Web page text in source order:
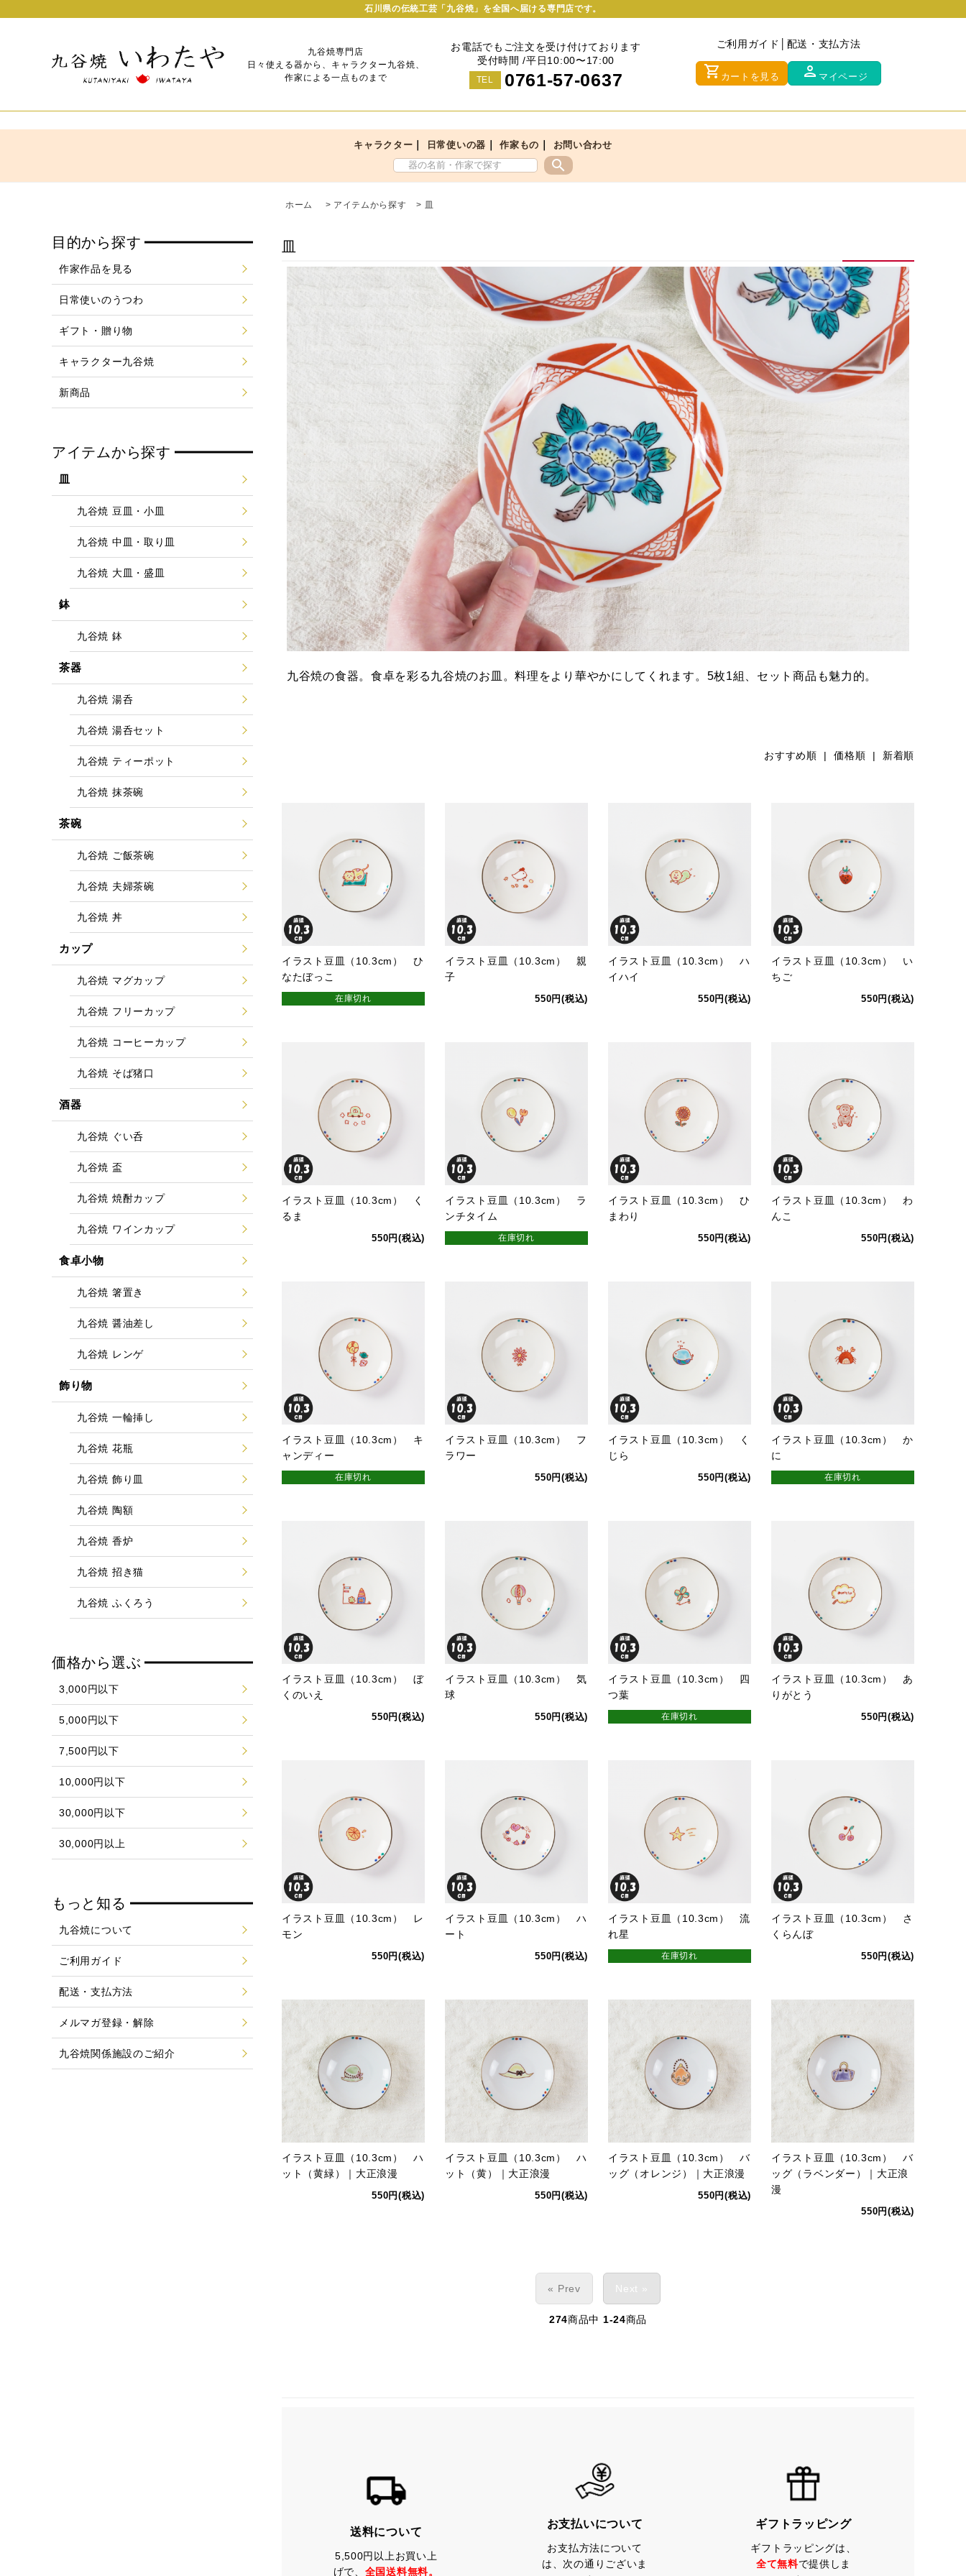
石川県の伝統工芸「九谷焼」を全国へ届ける専門店です。
九谷焼専門店
日々使える器から、キャラクター九谷焼、
作家による一点ものまで
お電話でもご注文を受け付けております
受付時間 /平日10:00〜17:00
TEL 0761-57-0637
ご利用ガイド 配送・支払方法
shopping_cart カートを見る person マイページ
キャラクター 日常使いの器 ｜作家もの お問い合わせ
search
ホーム > アイテムから探す > 皿
皿
九谷焼の食器。食卓を彩る九谷焼のお皿。料理をより華やかにしてくれます。5枚1組、セット商品も魅力的。
おすすめ順 | 価格順 | 新着順
イラスト豆皿（10.3cm） ひ
なたぼっこ
在庫切れ
イラスト豆皿（10.3cm） 親
子
550円(税込)
イラスト豆皿（10.3cm） ハ
イハイ
550円(税込)
イラスト豆皿（10.3cm） い
ちご
550円(税込)
イラスト豆皿（10.3cm） く
るま
550円(税込)
イラスト豆皿（10.3cm） ラ
ンチタイム
在庫切れ
イラスト豆皿（10.3cm） ひ
まわり
550円(税込)
イラスト豆皿（10.3cm） わ
んこ
550円(税込)
イラスト豆皿（10.3cm） キ
ャンディー
在庫切れ
イラスト豆皿（10.3cm） フ
ラワー
550円(税込)
イラスト豆皿（10.3cm） く
じら
550円(税込)
イラスト豆皿（10.3cm） か
に
在庫切れ
イラスト豆皿（10.3cm） ぼ
くのいえ
550円(税込)
イラスト豆皿（10.3cm） 気
球
550円(税込)
イラスト豆皿（10.3cm） 四
つ葉
在庫切れ
イラスト豆皿（10.3cm） あ
りがとう
550円(税込)
イラスト豆皿（10.3cm） レ
モン
550円(税込)
イラスト豆皿（10.3cm） ハ
ート
550円(税込)
イラスト豆皿（10.3cm） 流
れ星
在庫切れ
イラスト豆皿（10.3cm） さ
くらんぼ
550円(税込)
イラスト豆皿（10.3cm） ハ
ット（黄緑）｜大正浪漫
550円(税込)
イラスト豆皿（10.3cm） ハ
ット（黄）｜大正浪漫
550円(税込)
イラスト豆皿（10.3cm） バ
ッグ（オレンジ）｜大正浪漫
550円(税込)
イラスト豆皿（10.3cm） バ
ッグ（ラベンダー）｜大正浪
漫
550円(税込)
« Prev Next »
274商品中 1-24商品
送料について
5,500円以上お買い上
げで、 全国送料無料。
お支払いについて
お支払方法について
は、次の通りございま
ギフトラッピング
ギフトラッピングは、
全て無料で提供しま
目的から探す
作家作品を見る
日常使いのうつわ
ギフト・贈り物
キャラクター九谷焼
新商品
アイテムから探す
皿
九谷焼 豆皿・小皿
九谷焼 中皿・取り皿
九谷焼 大皿・盛皿
鉢
九谷焼 鉢
茶器
九谷焼 湯呑
九谷焼 湯呑セット
九谷焼 ティーポット
九谷焼 抹茶碗
茶碗
九谷焼 ご飯茶碗
九谷焼 夫婦茶碗
九谷焼 丼
カップ
九谷焼 マグカップ
九谷焼 フリーカップ
九谷焼 コーヒーカップ
九谷焼 そば猪口
酒器
九谷焼 ぐい呑
九谷焼 盃
九谷焼 焼酎カップ
九谷焼 ワインカップ
食卓小物
九谷焼 箸置き
九谷焼 醤油差し
九谷焼 レンゲ
飾り物
九谷焼 一輪挿し
九谷焼 花瓶
九谷焼 飾り皿
九谷焼 陶額
九谷焼 香炉
九谷焼 招き猫
九谷焼 ふくろう
価格から選ぶ
3,000円以下
5,000円以下
7,500円以下
10,000円以下
30,000円以下
30,000円以上
もっと知る
九谷焼について
ご利用ガイド
配送・支払方法
メルマガ登録・解除
九谷焼関係施設のご紹介